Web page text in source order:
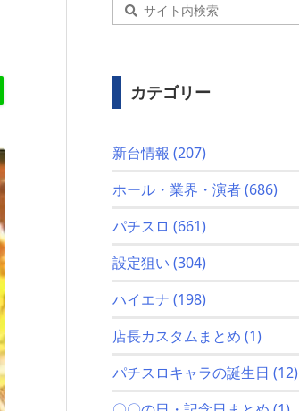
カテゴリー
新台情報 (207)
ホール・業界・演者(686)
パチスロ (661)
設定狙い (304)
ハイエナ (198)
店長カスタムまとめ (1)
パチスロキャラの誕生日 (12)